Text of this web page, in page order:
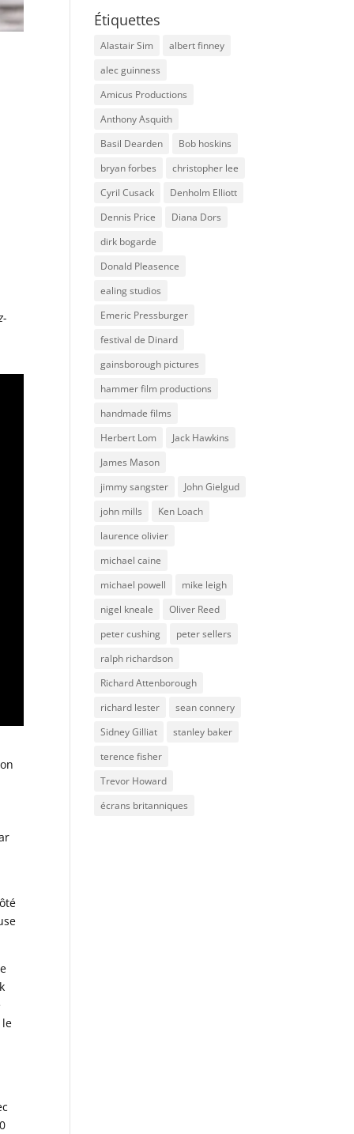
le
Étiquettes
Alastair Sim
albert finney
alec guinness
Amicus Productions
Anthony Asquith
Basil Dearden
Bob hoskins
bryan forbes
christopher lee
Cyril Cusack
Denholm Elliott
Dennis Price
Diana Dors
dirk bogarde
Donald Pleasence
ealing studios
Emeric Pressburger
festival de Dinard
gainsborough pictures
hammer film productions
handmade films
Herbert Lom
Jack Hawkins
James Mason
jimmy sangster
John Gielgud
john mills
Ken Loach
laurence olivier
michael caine
michael powell
mike leigh
nigel kneale
Oliver Reed
peter cushing
peter sellers
ralph richardson
Richard Attenborough
richard lester
sean connery
Sidney Gilliat
stanley baker
terence fisher
Trevor Howard
écrans britanniques